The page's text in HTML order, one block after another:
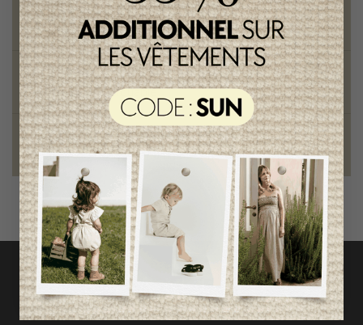
Vêtements chics et tendances
pour mamans et enfants
Style et élégance
qualité remarquable
Fondation des étoiles
fiers de collaborer à une bonne cause